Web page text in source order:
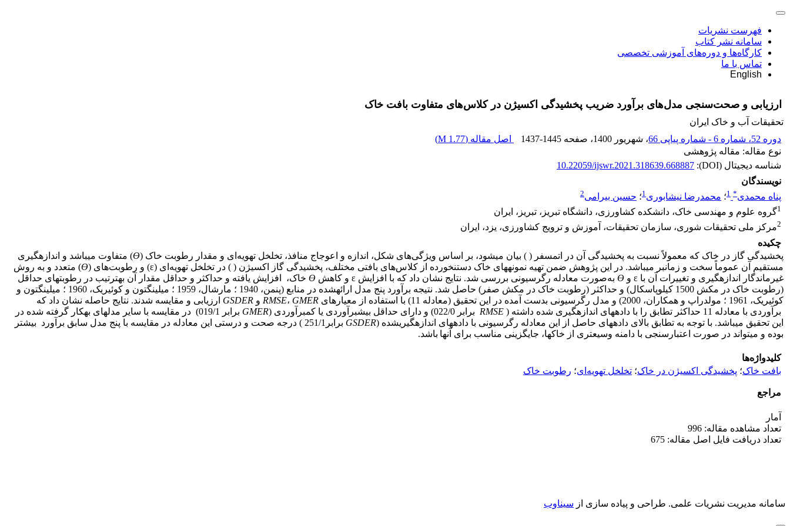
فهرست نشریات
سامانه نشر کتاب
کارگاه‌ها و دوره‌های آموزشی تخصصی
تماس با ما
English
ارزیابی و صحت‌سنجی مدل‌های برآورد ضریب پخشیدگی اکسیژن در کلاس‌های متفاوت بافت خاک
تحقیقات آب و خاک ایران
دوره 52، شماره 6 - شماره پیاپی 66
، شهریور 1400 ، صفحه 1437-1445 اصل مقاله (1.77 M
)
نوع مقاله: مقاله پژوهشی
شناسه دیجیتال (DOI):
10.22059/ijswr.2021.318639.668887
نویسندگان
پناه محمدی*
1؛ محمدرضا نیشابوری1؛ حسین بیرامی2
1گروه علوم و مهندسی خاک، دانشکده کشاورزی، دانشگاه تبریز، تبریز، ایران
2مرکز ملی تحقیقات شوری، سازمان تحقیقات، آموزش و ترویج کشاورزی، یزد، ایران
چکیده
پخشیدگی گاز در خاک که معمولاً نسبت به پخشیدگی آن در اتمسفر ( ) بیان می­شود، بر اساس ویژگی‌های شکل، اندازه و اعوجاج منافذ، تخلخل تهویه‌ای و مقدار رطوبت خاک (Ɵ) متفاوت می­باشد و اندازه­گیری
مستقیم آن‌ عموماً سخت و زمان­بر می­باشد. در این پژوهش ضمن تهیه نمونه­های خاک دست­نخورده از کلاس‌های بافتی مختلف، پخشیدگی گاز اکسیژن ( ) در تخلخل تهویه‌ای (ɛ) و رطوبت‌های (
Ɵ) متعدد و به روش
غیرماندگار اندازه­گیری و تغییرات آن با ɛ و
Ɵ به‌صورت معادله رگرسیونی بررسی شد. نتایج نشان داد که با افزایش ɛ و کاهش Ɵ خاک، افزایش یافته و حداکثر و حداقل مقدار آن‌ به­­ترتیب در رطوبت‏های حداقل
(رطوبت خاک در مکش 1500 کیلوپاسکال) و حداکثر (رطوبت خاک در مکش صفر) حاصل شد. نتیجه برآورد پنج مدل ارائه­شده در منابع (پنمن، 1940 ؛ مارشال، 1959 ؛ میلینگتون و کوئیریک، 1960 ؛ میلینگتون و
کوئیریک، 1961 ؛ مولدراپ و همکاران، 2000) و مدل رگرسیونی بدست آمده در این تحقیق (معادله 11) با استفاده از معیارهای
RMSE، GMER و GSDER ارزیابی و مقایسه شدند. نتایج حاصله نشان داد که
برآوردی با معادله 11 حداکثر تطابق را با داده­های اندازه­گیری شده داشته (
RMSE برابر 022/0) و دارای حداقل بیش­برآوردی یا کم­برآوردی ( GMER
برابر 019/1) در مقایسه با سایر مدل­های به­کار گرفته شده در
این تحقیق می­باشد. با توجه به تطابق بالای داده­های حاصل از این معادله رگرسیونی با داده­های اندازه­گیری­شده (GSDER
برابر251/1 ) درجه صحت و درستی این معادله در مقایسه با پنج مدل سابق برآورد ­ بیشتر
بوده و می­تواند در صورت اعتبارسنجی با دامنه وسیع­تری از خاک­ها، جایگزینی مناسب برای آنها باشد.
کلیدواژه‌ها
بافت خاک؛ پخشیدگی اکسیژن در خاک؛ تخلخل تهویه‌ای؛ رطوبت خاک
مراجع
آمار
تعداد مشاهده مقاله: 996
تعداد دریافت فایل اصل مقاله: 675
سامانه مدیریت نشریات علمی. طراحی و پیاده سازی از سیناوب